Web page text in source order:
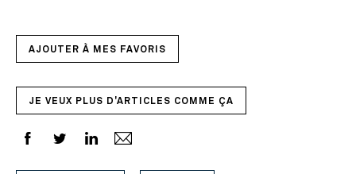
AJOUTER À MES FAVORIS
JE VEUX PLUS D'ARTICLES COMME ÇA